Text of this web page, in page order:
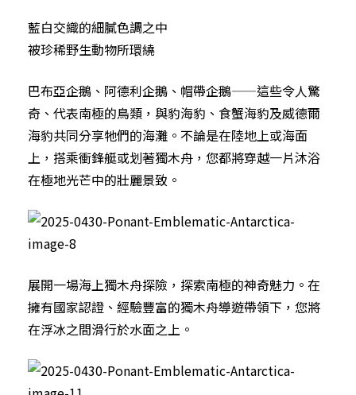
藍白交織的細膩色調之中
被珍稀野生動物所環繞
巴布亞企鵝、阿德利企鵝、帽帶企鵝——這些令人驚
奇、代表南極的鳥類，與豹海豹、食蟹海豹及威德爾
海豹共同分享牠們的海灘。不論是在陸地上或海面
上，搭乘衝鋒艇或划著獨木舟，您都將穿越一片沐浴
在極地光芒中的壯麗景致。
展開一場海上獨木舟探險，探索南極的神奇魅力。在
擁有國家認證、經驗豐富的獨木舟導遊帶領下，您將
在浮冰之間滑行於水面之上。